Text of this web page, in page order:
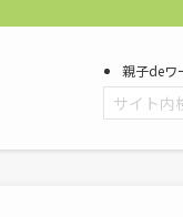
親子deワ